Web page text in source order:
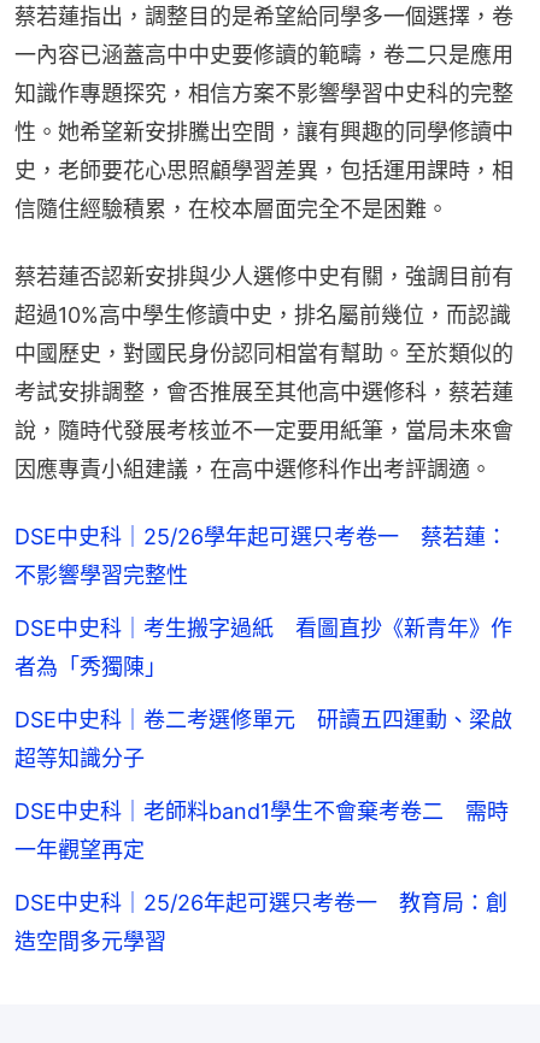
蔡若蓮指出，調整目的是希望給同學多一個選擇，卷
一內容已涵蓋高中中史要修讀的範疇，卷二只是應用
知識作專題探究，相信方案不影響學習中史科的完整
性。她希望新安排騰出空間，讓有興趣的同學修讀中
史，老師要花心思照顧學習差異，包括運用課時，相
信隨住經驗積累，在校本層面完全不是困難。
蔡若蓮否認新安排與少人選修中史有關，強調目前有
超過10%高中學生修讀中史，排名屬前幾位，而認識
中國歷史，對國民身份認同相當有幫助。至於類似的
考試安排調整，會否推展至其他高中選修科，蔡若蓮
說，隨時代發展考核並不一定要用紙筆，當局未來會
因應專責小組建議，在高中選修科作出考評調適。
DSE中史科｜25/26學年起可選只考卷一 蔡若蓮：
不影響學習完整性
DSE中史科｜考生搬字過紙 看圖直抄《新青年》作
者為「秀獨陳」
DSE中史科｜卷二考選修單元 研讀五四運動、梁啟
超等知識分子
DSE中史科｜老師料band1學生不會棄考卷二 需時
一年觀望再定
DSE中史科｜25/26年起可選只考卷一 教育局：創
造空間多元學習